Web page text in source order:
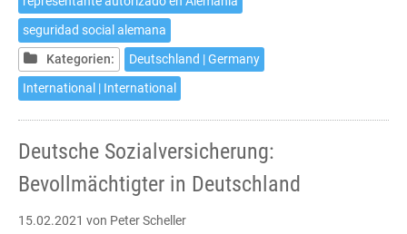
seguridad social alemana
Kategorien:
Deutschland | Germany
International | International
Deutsche Sozialversicherung:
Bevollmächtigter in Deutschland
15.02.2021 von Peter Scheller